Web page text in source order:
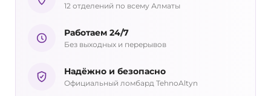
12 отделений по всему Алматы
Работаем 24/7
Без выходных и перерывов
Надёжно и безопасно
Официальный ломбард TehnoAltyn